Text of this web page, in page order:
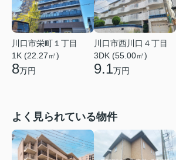
川口市栄町１丁目
1K (22.27㎡)
8万円
川口市西川口４丁目
3DK (55.00㎡)
9.1万円
よく見られている物件